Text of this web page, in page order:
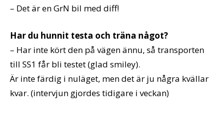
– Det är en GrN bil med diff!
Har du hunnit testa och träna något?
– Har inte kört den på vägen ännu, så transporten
till SS1 får bli testet (glad smiley).
Är inte färdig i nuläget, men det är ju några kvällar
kvar. (intervjun gjordes tidigare i veckan)